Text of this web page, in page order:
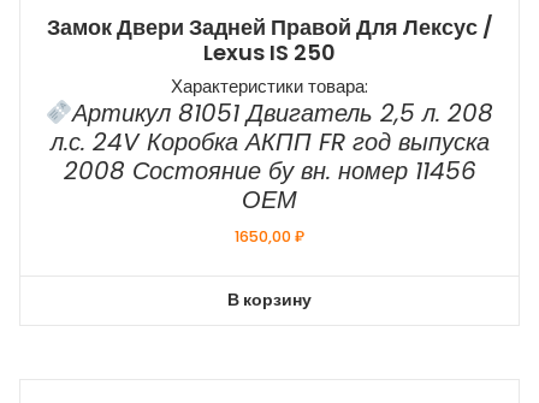
Замок Двери Задней Правой Для Лексус /
Lexus IS 250
Характеристики товара:
Артикул 81051 Двигатель 2,5 л. 208
л.с. 24V Коробка АКПП FR год выпуска
2008 Состояние бу вн. номер 11456
ОЕМ
1650,00₽
В корзину